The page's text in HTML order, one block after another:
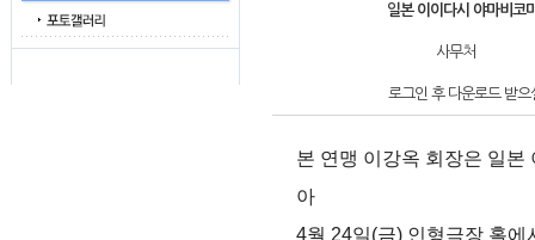
일본 이이다시 야마비코
사무처
로그인 후 다운로드 받으
본 연맹 이강옥 회장은 일본
아
4월 24일(금) 인형극장 홀에